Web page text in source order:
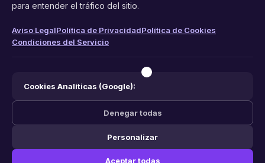
Funciones
Aviso Legal
© 2026 FacilCita — Un servicio dePC64 Servicios Informaticos.
Hecho con ❤️ en España.
para entender el tráfico del sitio.
Aviso LegalPolítica de PrivacidadPolítica de Cookies
Condiciones del Servicio
Cookies Analíticas (Google):
Denegar todas
Personalizar
Aceptar todas